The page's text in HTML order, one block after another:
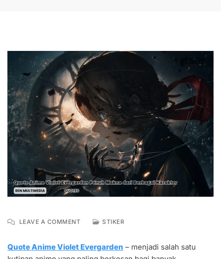
LEAVE A COMMENTON
ANIME
STIKER
Quote Anime Violet Evergarden – menjadi salah satu